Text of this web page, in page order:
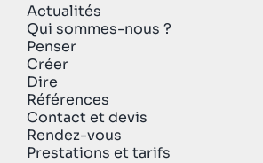
Actualités
Qui sommes-nous ?
Penser
Créer
Dire
Références
Contact et devis
Rendez-vous
Prestations et tarifs